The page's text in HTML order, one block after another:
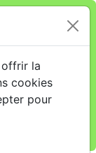
Audubon
retrait en
vos
la Bible
la
cookies
pour